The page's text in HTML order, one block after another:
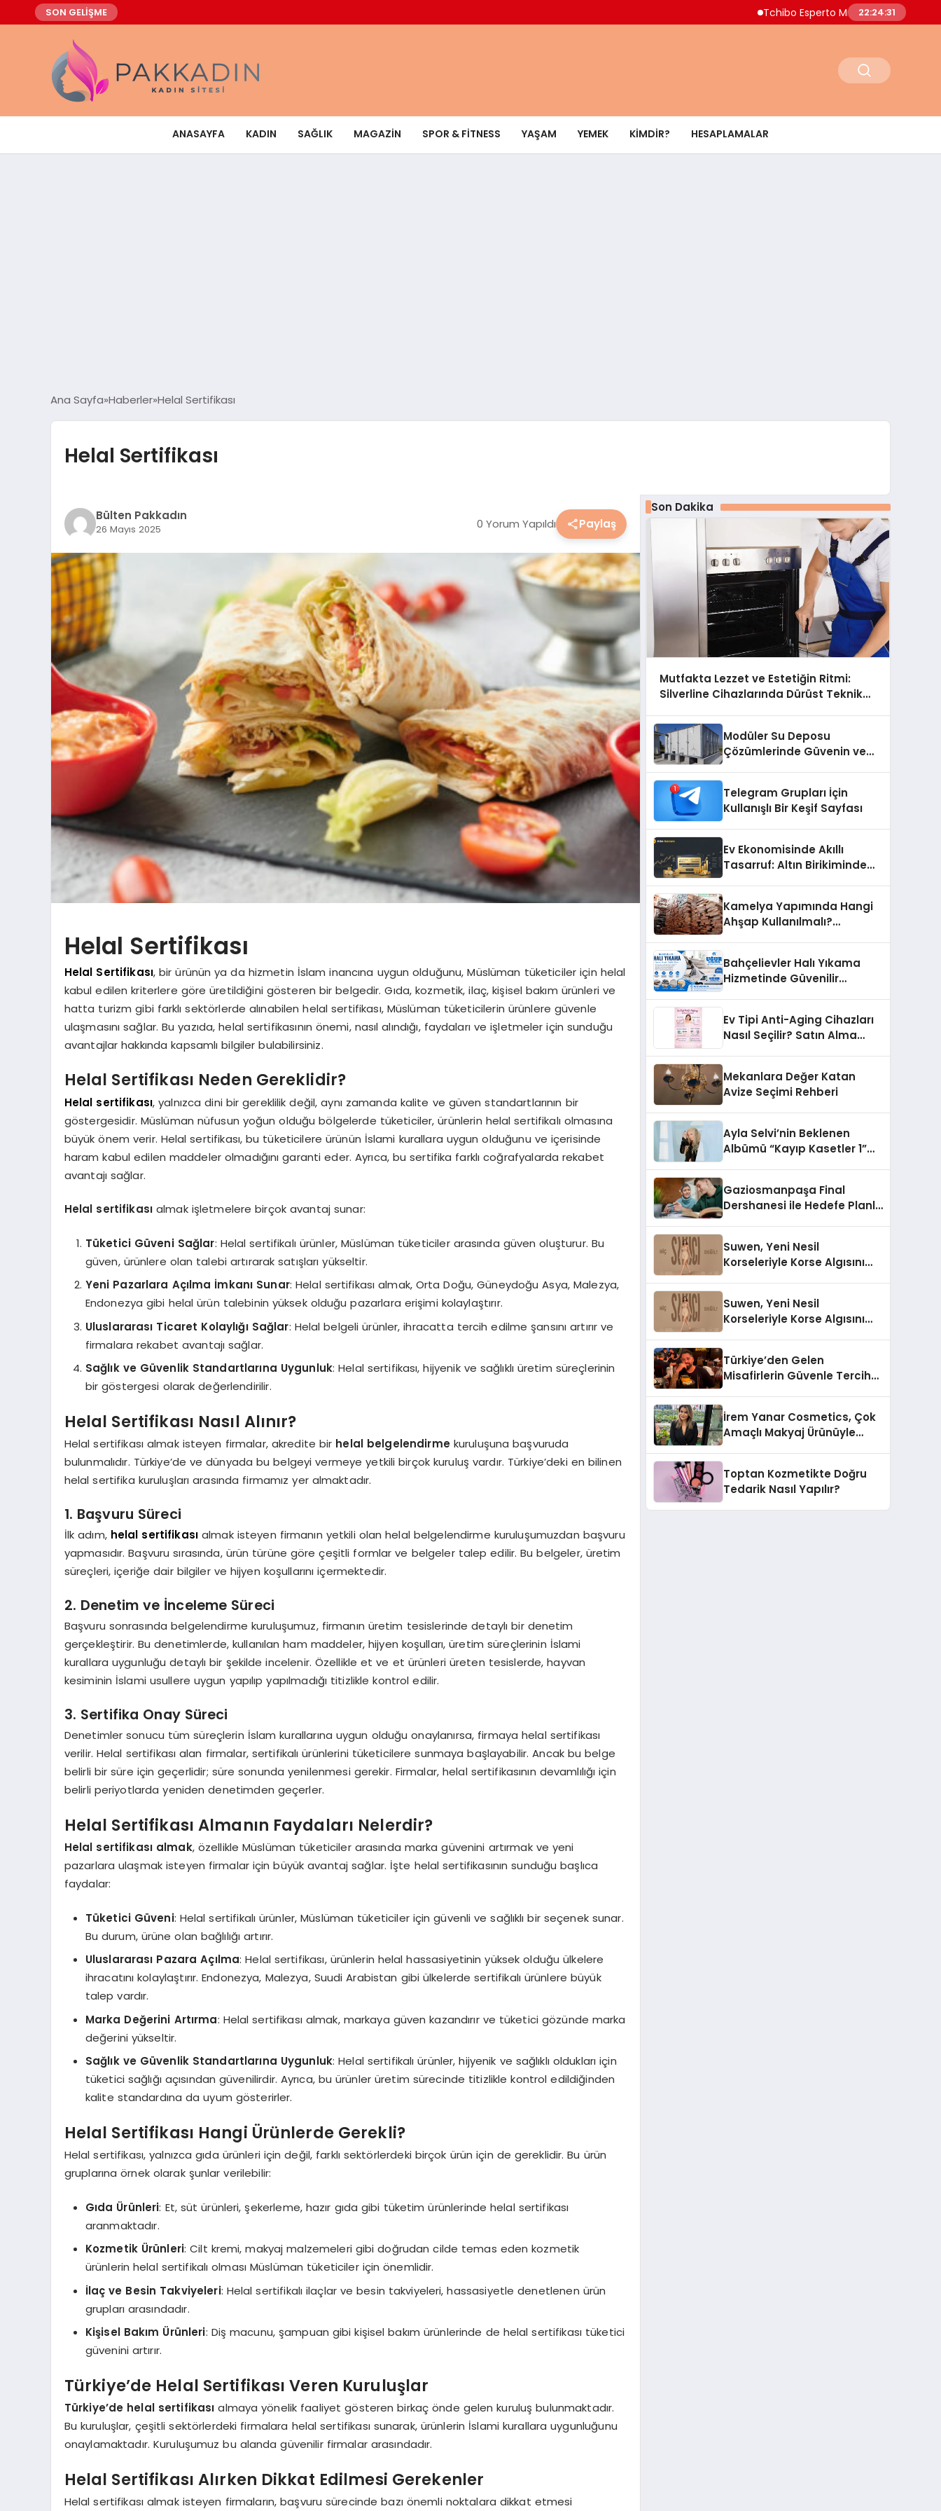
SON GELİŞME Tchibo Esperto Mini Kahve Makinesinde
22:24:32
ANASAYFA KADIN SAĞLIK MAGAZIN SPOR & FITNESS YAŞAM YEMEK KIMDIR? HESAPLAMALAR
Ana Sayfa Haberler Helal Sertifikası
Helal Sertifikası
Bülten Pakkadın
26 Mayıs 2025 0 Yorum Yapıldı Paylaş
Helal Sertifikası
Helal Sertifikası, bir ürünün ya da hizmetin İslam inancına uygun olduğunu, Müslüman tüketiciler için helal
kabul edilen kriterlere göre üretildiğini gösteren bir belgedir. Gıda, kozmetik, ilaç, kişisel bakım ürünleri ve
hatta turizm gibi farklı sektörlerde alınabilen helal sertifikası, Müslüman tüketicilerin ürünlere güvenle
ulaşmasını sağlar. Bu yazıda, helal sertifikasının önemi, nasıl alındığı, faydaları ve işletmeler için sunduğu
avantajlar hakkında kapsamlı bilgiler bulabilirsiniz.
Helal Sertifikası Neden Gereklidir?
Helal sertifikası, yalnızca dini bir gereklilik değil, aynı zamanda kalite ve güven standartlarının bir
göstergesidir. Müslüman nüfusun yoğun olduğu bölgelerde tüketiciler, ürünlerin helal sertifikalı olmasına
büyük önem verir. Helal sertifikası, bu tüketicilere ürünün İslami kurallara uygun olduğunu ve içerisinde
haram kabul edilen maddeler olmadığını garanti eder. Ayrıca, bu sertifika farklı coğrafyalarda rekabet
avantajı sağlar.
Helal sertifikası almak işletmelere birçok avantaj sunar:
Tüketici Güveni Sağlar: Helal sertifikalı ürünler, Müslüman tüketiciler arasında güven oluşturur. Bu
güven, ürünlere olan talebi artırarak satışları yükseltir.
Yeni Pazarlara Açılma İmkanı Sunar: Helal sertifikası almak, Orta Doğu, Güneydoğu Asya, Malezya,
Endonezya gibi helal ürün talebinin yüksek olduğu pazarlara erişimi kolaylaştırır.
Uluslararası Ticaret Kolaylığı Sağlar: Helal belgeli ürünler, ihracatta tercih edilme şansını artırır ve
firmalara rekabet avantajı sağlar.
Sağlık ve Güvenlik Standartlarına Uygunluk: Helal sertifikası, hijyenik ve sağlıklı üretim süreçlerinin
bir göstergesi olarak değerlendirilir.
Helal Sertifikası Nasıl Alınır?
Helal sertifikası almak isteyen firmalar, akredite bir helal belgelendirmekuruluşuna başvuruda
bulunmalıdır. Türkiye’de ve dünyada bu belgeyi vermeye yetkili birçok kuruluş vardır. Türkiye’deki en bilinen
helal sertifika kuruluşları arasında firmamız yer almaktadır.
1. Başvuru Süreci
İlk adım, helal sertifikası almak isteyen firmanın yetkili olan helal belgelendirme kuruluşumuzdan başvuru
yapmasıdır. Başvuru sırasında, ürün türüne göre çeşitli formlar ve belgeler talep edilir. Bu belgeler, üretim
süreçleri, içeriğe dair bilgiler ve hijyen koşullarını içermektedir.
2. Denetim ve İnceleme Süreci
Başvuru sonrasında belgelendirme kuruluşumuz, firmanın üretim tesislerinde detaylı bir denetim
gerçekleştirir. Bu denetimlerde, kullanılan ham maddeler, hijyen koşulları, üretim süreçlerinin İslami
kurallara uygunluğu detaylı bir şekilde incelenir. Özellikle et ve et ürünleri üreten tesislerde, hayvan
kesiminin İslami usullere uygun yapılıp yapılmadığı titizlikle kontrol edilir.
3. Sertifika Onay Süreci
Denetimler sonucu tüm süreçlerin İslam kurallarına uygun olduğu onaylanırsa, firmaya helal sertifikası
verilir. Helal sertifikası alan firmalar, sertifikalı ürünlerini tüketicilere sunmaya başlayabilir. Ancak bu belge
belirli bir süre için geçerlidir; süre sonunda yenilenmesi gerekir. Firmalar, helal sertifikasının devamlılığı için
belirli periyotlarda yeniden denetimden geçerler.
Helal Sertifikası Almanın Faydaları Nelerdir?
Helal sertifikası almak, özellikle Müslüman tüketiciler arasında marka güvenini artırmak ve yeni
pazarlara ulaşmak isteyen firmalar için büyük avantaj sağlar. İşte helal sertifikasının sunduğu başlıca
faydalar:
Tüketici Güveni: Helal sertifikalı ürünler, Müslüman tüketiciler için güvenli ve sağlıklı bir seçenek sunar.
Bu durum, ürüne olan bağlılığı artırır.
Uluslararası Pazara Açılma: Helal sertifikası, ürünlerin helal hassasiyetinin yüksek olduğu ülkelere
ihracatını kolaylaştırır. Endonezya, Malezya, Suudi Arabistan gibi ülkelerde sertifikalı ürünlere büyük
talep vardır.
Marka Değerini Artırma: Helal sertifikası almak, markaya güven kazandırır ve tüketici gözünde marka
değerini yükseltir.
Sağlık ve Güvenlik Standartlarına Uygunluk: Helal sertifikalı ürünler, hijyenik ve sağlıklı oldukları için
tüketici sağlığı açısından güvenilirdir. Ayrıca, bu ürünler üretim sürecinde titizlikle kontrol edildiğinden
kalite standardına da uyum gösterirler.
Helal Sertifikası Hangi Ürünlerde Gerekli?
Helal sertifikası, yalnızca gıda ürünleri için değil, farklı sektörlerdeki birçok ürün için de gereklidir. Bu ürün
gruplarına örnek olarak şunlar verilebilir:
Gıda Ürünleri: Et, süt ürünleri, şekerleme, hazır gıda gibi tüketim ürünlerinde helal sertifikası
aranmaktadır.
Kozmetik Ürünleri: Cilt kremi, makyaj malzemeleri gibi doğrudan cilde temas eden kozmetik
ürünlerin helal sertifikalı olması Müslüman tüketiciler için önemlidir.
İlaç ve Besin Takviyeleri: Helal sertifikalı ilaçlar ve besin takviyeleri, hassasiyetle denetlenen ürün
grupları arasındadır.
Kişisel Bakım Ürünleri: Diş macunu, şampuan gibi kişisel bakım ürünlerinde de helal sertifikası tüketici
güvenini artırır.
Türkiye’de Helal Sertifikası Veren Kuruluşlar
Türkiye’de helal sertifikası almaya yönelik faaliyet gösteren birkaç önde gelen kuruluş bulunmaktadır.
Bu kuruluşlar, çeşitli sektörlerdeki firmalara helal sertifikası sunarak, ürünlerin İslami kurallara uygunluğunu
onaylamaktadır. Kuruluşumuz bu alanda güvenilir firmalar arasındadır.
Helal Sertifikası Alırken Dikkat Edilmesi Gerekenler
Helal sertifikası almak isteyen firmaların, başvuru sürecinde bazı önemli noktalara dikkat etmesi
Son Dakika
Mutfakta Lezzet ve Estetiğin Ritmi:
Silverline Cihazlarında Dürüst Teknik
Modüler Su Deposu
Çözümlerinde Güvenin ve
Telegram Grupları İçin
Kullanışlı Bir Keşif Sayfası
Ev Ekonomisinde Akıllı
Tasarruf: Altın Birikiminde
Kamelya Yapımında Hangi
Ahşap Kullanılmalı?
Bahçelievler Halı Yıkama
Hizmetinde Güvenilir
Ev Tipi Anti-Aging Cihazları
Nasıl Seçilir? Satın Alma
Mekanlara Değer Katan
Avize Seçimi Rehberi
Ayla Selvi’nin Beklenen
Albümü “Kayıp Kasetler 1”
Gaziosmanpaşa Final
Dershanesi ile Hedefe Planlı
Suwen, Yeni Nesil
Korseleriyle Korse Algısını
Suwen, Yeni Nesil
Korseleriyle Korse Algısını
Türkiye’den Gelen
Misafirlerin Güvenle Tercih
Dikkat Çekiyor
İrem Yanar Cosmetics, Çok
Amaçlı Makyaj Ürünüyle
Toptan Kozmetikte Doğru
Tedarik Nasıl Yapılır?